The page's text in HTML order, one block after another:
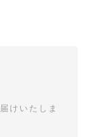
けいたしま